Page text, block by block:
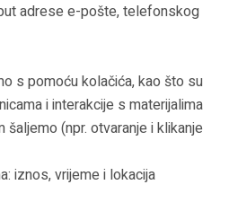
adrese e-pošte, telefonskog
s pomoću kolačića, kao što su
i interakcije s materijalima
šaljemo (npr. otvaranje i klikanje
iznos, vrijeme i lokacija